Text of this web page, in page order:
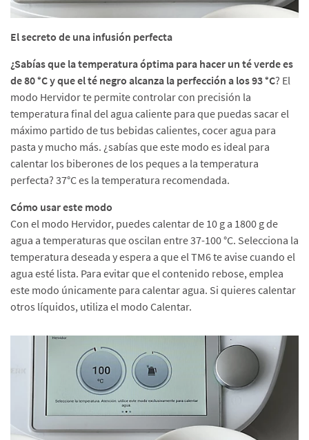
El secreto de una infusión perfecta
¿Sabías que la temperatura óptima para hacer un té verde es
de 80 °C y que el té negro alcanza la perfección a los 93 °C? El
modo Hervidor te permite controlar con precisión la
temperatura final del agua caliente para que puedas sacar el
máximo partido de tus bebidas calientes, cocer agua para
pasta y mucho más. ¿sabías que este modo es ideal para
calentar los biberones de los peques a la temperatura
perfecta? 37°C es la temperatura recomendada.
Cómo usar este modo
Con el modo Hervidor, puedes calentar de 10 g a 1800 g de
agua a temperaturas que oscilan entre 37-100 °C. Selecciona la
temperatura deseada y espera a que el TM6 te avise cuando el
agua esté lista. Para evitar que el contenido rebose, emplea
este modo únicamente para calentar agua. Si quieres calentar
otros líquidos, utiliza el modo Calentar.